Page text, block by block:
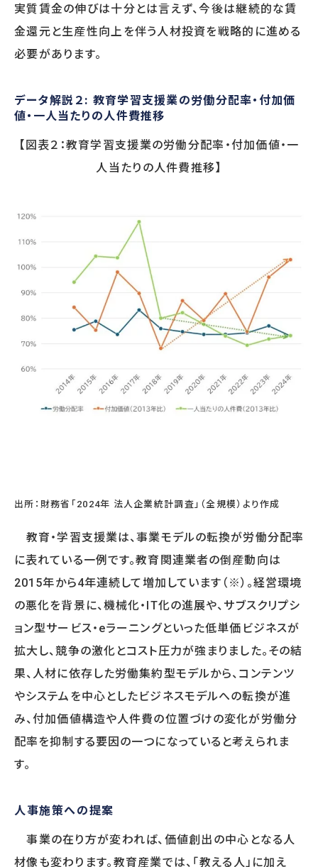
実質賃金の伸びは十分とは言えず、今後は継続的な賃
金還元と生産性向上を伴う人材投資を戦略的に進める
必要があります。
データ解説２: 教育学習支援業の労働分配率・付加価
値・一人当たりの人件費推移
【図表２：教育学習支援業の労働分配率・付加価値・一
人当たりの人件費推移】
出所：財務省「2024年 法人企業統計調査」（全規模）より作成
教育・学習支援業は、事業モデルの転換が労働分配率
に表れている一例です。教育関連業者の倒産動向は
2015年から4年連続して増加しています（※）。経営環境
の悪化を背景に、機械化・IT化の進展や、サブスクリプシ
ョン型サービス・eラーニングといった低単価ビジネスが
拡大し、競争の激化とコスト圧力が強まりました。その結
果、人材に依存した労働集約型モデルから、コンテンツ
やシステムを中心としたビジネスモデルへの転換が進
み、付加価値構造や人件費の位置づけの変化が労働分
配率を抑制する要因の一つになっていると考えられま
す。
人事施策への提案
事業の在り方が変われば、価値創出の中心となる人
材像も変わります。教育産業では、「教える人」に加え